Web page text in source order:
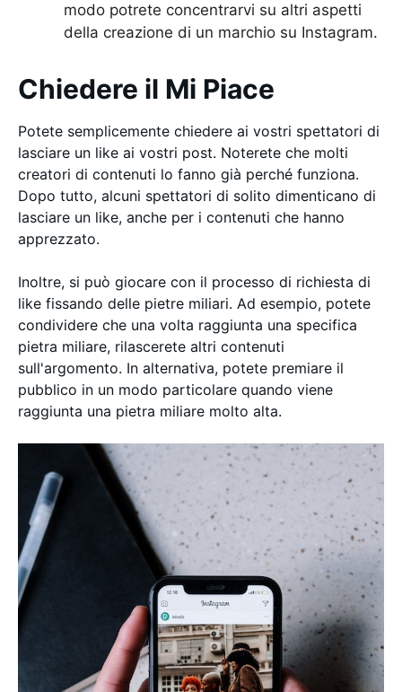
modo potrete concentrarvi su altri aspetti
della creazione di un marchio su Instagram.
Chiedere il Mi Piace
Potete semplicemente chiedere ai vostri spettatori di
lasciare un like ai vostri post. Noterete che molti
creatori di contenuti lo fanno già perché funziona.
Dopo tutto, alcuni spettatori di solito dimenticano di
lasciare un like, anche per i contenuti che hanno
apprezzato.
Inoltre, si può giocare con il processo di richiesta di
like fissando delle pietre miliari. Ad esempio, potete
condividere che una volta raggiunta una specifica
pietra miliare, rilascerete altri contenuti
sull'argomento. In alternativa, potete premiare il
pubblico in un modo particolare quando viene
raggiunta una pietra miliare molto alta.